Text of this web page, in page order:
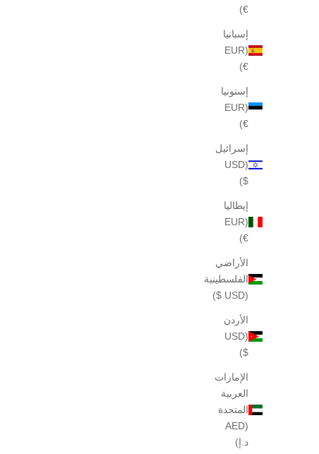
€)
إسبانيا
(EUR
€)
إستونيا
(EUR
€)
إسرائيل
(USD
$)
إيطاليا
(EUR
€)
الأراضي
الفلسطينية
(USD $)
الأردن
(USD
$)
الإمارات
العربية
المتحدة
(AED
د.إ)
عينة من عطر بليجر غاردينيا 79، 2 مل
عينة ليندوير لوي 08 بحجم 2 مل